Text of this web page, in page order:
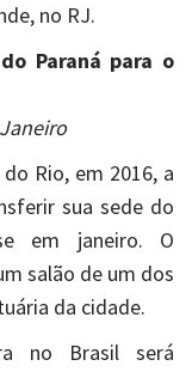
no RJ.
Paraná para o
Rio, em 2016, a
sua sede do
em janeiro. O
salão de um dos
da cidade.
no Brasil será